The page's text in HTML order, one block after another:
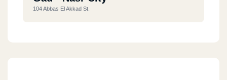
104 Abbas El Akkad St.